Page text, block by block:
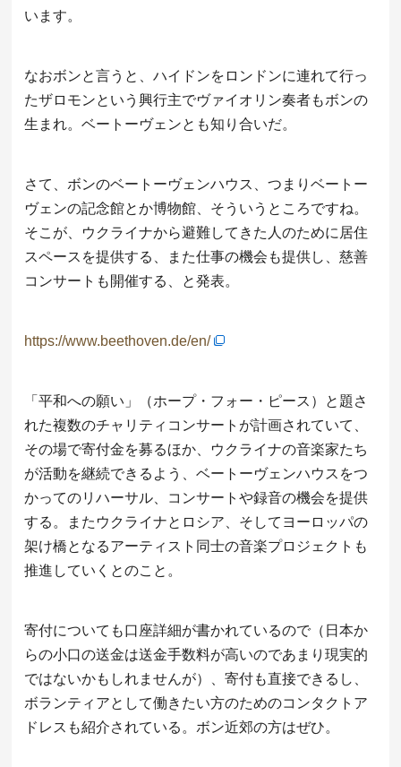
います。
なおボンと言うと、ハイドンをロンドンに連れて行っ
たザロモンという興行主でヴァイオリン奏者もボンの
生まれ。ベートーヴェンとも知り合いだ。
さて、ボンのベートーヴェンハウス、つまりベートー
ヴェンの記念館とか博物館、そういうところですね。
そこが、ウクライナから避難してきた人のために居住
スペースを提供する、また仕事の機会も提供し、慈善
コンサートも開催する、と発表。
https://www.beethoven.de/en/
「平和への願い」（ホープ・フォー・ピース）と題さ
れた複数のチャリティコンサートが計画されていて、
その場で寄付金を募るほか、ウクライナの音楽家たち
が活動を継続できるよう、ベートーヴェンハウスをつ
かってのリハーサル、コンサートや録音の機会を提供
する。またウクライナとロシア、そしてヨーロッパの
架け橋となるアーティスト同士の音楽プロジェクトも
推進していくとのこと。
寄付についても口座詳細が書かれているので（日本か
らの小口の送金は送金手数料が高いのであまり現実的
ではないかもしれませんが）、寄付も直接できるし、
ボランティアとして働きたい方のためのコンタクトア
ドレスも紹介されている。ボン近郊の方はぜひ。